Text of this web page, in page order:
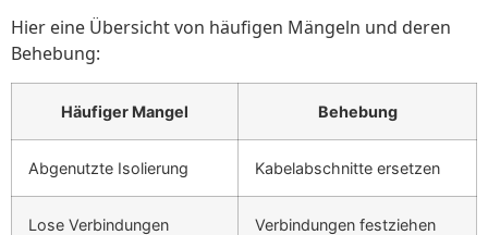
Hier eine Übersicht von häufigen Mängeln und deren
Behebung:
Häufiger Mangel Behebung
Abgenutzte Isolierung Kabelabschnitte ersetzen
Lose Verbindungen Verbindungen festziehen